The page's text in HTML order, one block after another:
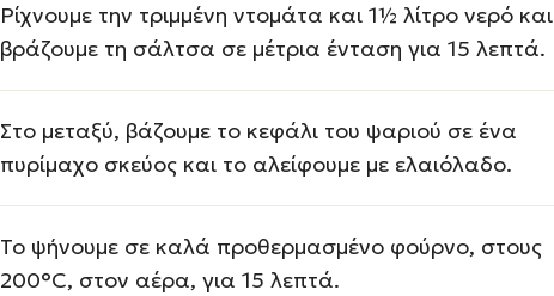
Ρίχνουμε την τριμμένη ντομάτα και 1½ λίτρο νερό και
βράζουμε τη σάλτσα σε μέτρια ένταση για 15 λεπτά.
Στο μεταξύ, βάζουμε το κεφάλι του ψαριού σε ένα
πυρίμαχο σκεύος και το αλείφουμε με ελαιόλαδο.
Το ψήνουμε σε καλά προθερμασμένο φούρνο, στους
200°C, στον αέρα, για 15 λεπτά.